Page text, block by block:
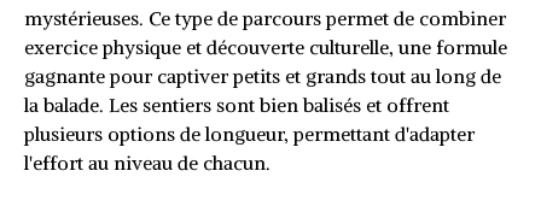
mystérieuses. Ce type de parcours permet de combiner
exercice physique et découverte culturelle, une formule
gagnante pour captiver petits et grands tout au long de
la balade. Les sentiers sont bien balisés et offrent
plusieurs options de longueur, permettant d'adapter
l'effort au niveau de chacun.